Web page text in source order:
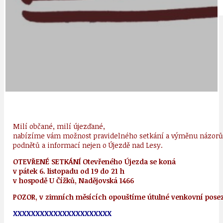
IDEAL LUX OSOBNOST
Milí občané, milí újezďané,
nabízíme vám možnost pravidelného setkání a výměnu
podnětů a informací nejen o Újezdě nad Lesy.
OTEVŘENÉ SETKÁNÍ Otevřeného Újezda se koná
v pátek 6. listopadu od 19 do 21 h
v hospodě U Čížků, Nadějovská 1466
POZOR, v zimních měsících opouštíme útulné venkovní
XXXXXXXXXXXXXXXXXXXXXX